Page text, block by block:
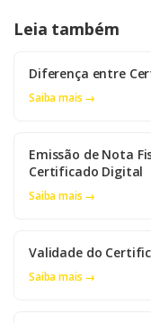
Leia também
Diferença entre
Saiba mais →
Emissão de Nota
Certificado Digital
Saiba mais →
Validade do
Saiba mais →